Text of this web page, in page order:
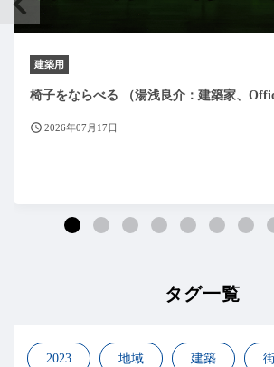
建築用
椅子をならべる （湯浅良介：建築家、
2026年07月17日
タグ一覧
2023 地域 建築